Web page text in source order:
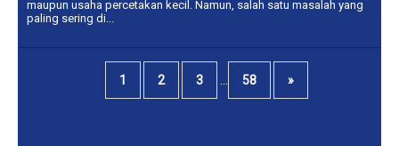
maupun usaha percetakan kecil. Namun, salah satu masalah yang
paling sering di...
1 2 3 ... 58 »